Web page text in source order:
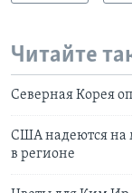
Читайте
Северная Корея
США надеются на
в регионе